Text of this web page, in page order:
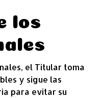
los
el Titular toma
y sigue las
para evitar su